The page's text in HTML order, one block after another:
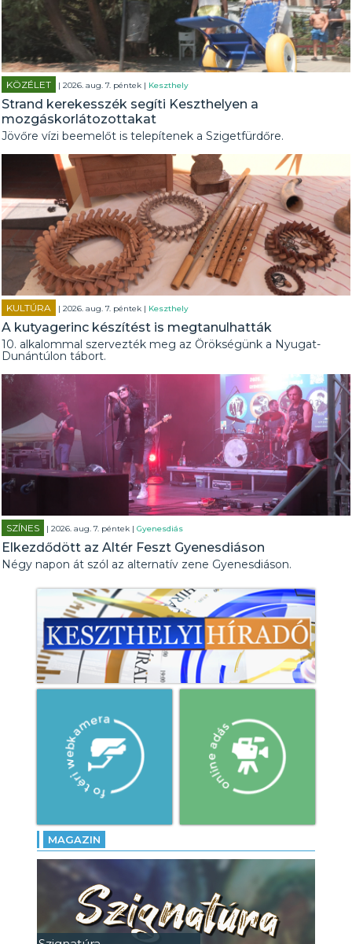
KÖZÉLET | 2026. aug. 7. péntek | Keszthely
Strand kerekesszék segíti Keszthelyen a
mozgáskorlátozottakat
Jövőre vízi beemelőt is telepítenek a Szigetfürdőre.
KULTÚRA | 2026. aug. 7. péntek | Keszthely
A kutyagerinc készítést is megtanulhatták
10. alkalommal szervezték meg az Örökségünk a Nyugat-
Dunántúlon tábort.
SZÍNES | 2026. aug. 7. péntek |Gyenesdiás
Elkezdődött az Altér Feszt Gyenesdiáson
Négy napon át szól az alternatív zene Gyenesdiáson.
MAGAZIN